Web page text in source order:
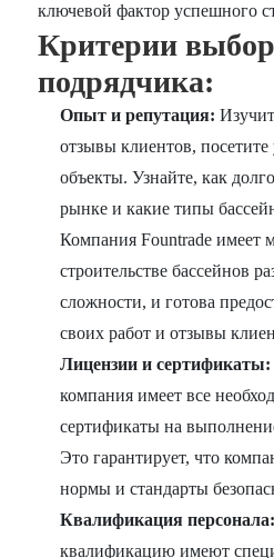
ключевой фактор успешного
Критерии
подрядчика:
Опыт и репутация:
отзывы клиентов,
объекты. Узнайте, как
рынке и какие типы
Компания Fountrade имеет
строительстве бассейнов
сложности, и готова
своих работ и отзывы
Лицензии и сертификаты:
компания имеет все
сертификаты на
Это гарантирует, что
нормы и стандарты
Квалификация персонала:
квалификацию имеют